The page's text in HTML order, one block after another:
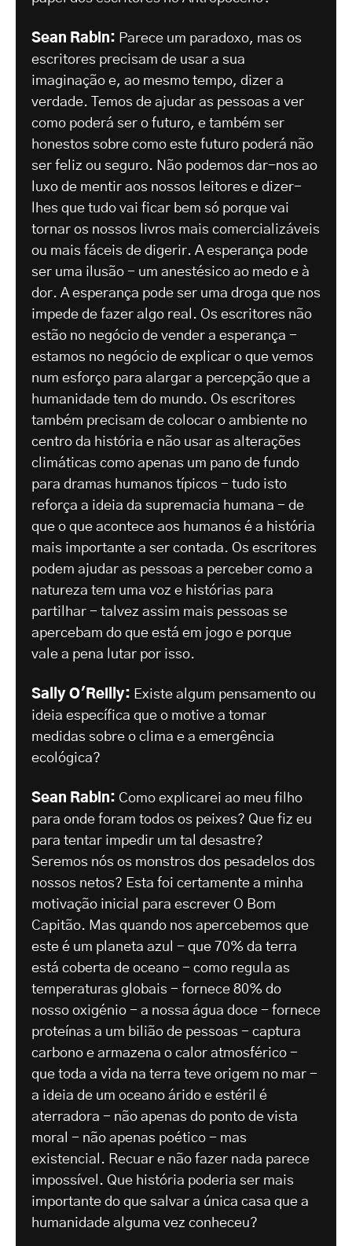
Sean Rabin: Parece um paradoxo, mas os
escritores precisam de usar a sua
imaginação e, ao mesmo tempo, dizer a
verdade. Temos de ajudar as pessoas a ver
como poderá ser o futuro, e também ser
honestos sobre como este futuro poderá não
ser feliz ou seguro. Não podemos dar-nos ao
luxo de mentir aos nossos leitores e dizer-
lhes que tudo vai ficar bem só porque vai
tornar os nossos livros mais comercializáveis
ou mais fáceis de digerir. A esperança pode
ser uma ilusão - um anestésico ao medo e à
dor. A esperança pode ser uma droga que nos
impede de fazer algo real. Os escritores não
estão no negócio de vender a esperança -
estamos no negócio de explicar o que vemos
num esforço para alargar a percepção que a
humanidade tem do mundo. Os escritores
também precisam de colocar o ambiente no
centro da história e não usar as alterações
climáticas como apenas um pano de fundo
para dramas humanos típicos - tudo isto
reforça a ideia da supremacia humana - de
que o que acontece aos humanos é a história
mais importante a ser contada. Os escritores
podem ajudar as pessoas a perceber como a
natureza tem uma voz e histórias para
partilhar - talvez assim mais pessoas se
apercebam do que está em jogo e porque
vale a pena lutar por isso.
Sally O'Reilly: Existe algum pensamento ou
ideia específica que o motive a tomar
medidas sobre o clima e a emergência
ecológica?
Sean Rabin: Como explicarei ao meu filho
para onde foram todos os peixes? Que fiz eu
para tentar impedir um tal desastre?
Seremos nós os monstros dos pesadelos dos
nossos netos? Esta foi certamente a minha
motivação inicial para escrever O Bom
Capitão. Mas quando nos apercebemos que
este é um planeta azul - que 70% da terra
está coberta de oceano - como regula as
temperaturas globais - fornece 80% do
nosso oxigénio - a nossa água doce - fornece
proteínas a um bilião de pessoas - captura
carbono e armazena o calor atmosférico -
que toda a vida na terra teve origem no mar -
a ideia de um oceano árido e estéril é
aterradora - não apenas do ponto de vista
moral - não apenas poético - mas
existencial. Recuar e não fazer nada parece
impossível. Que história poderia ser mais
importante do que salvar a única casa que a
humanidade alguma vez conheceu?